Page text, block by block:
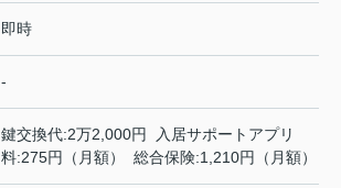
即時
-
鍵交換代:2万2,000円 入居サポートアプリ
料:275円（月額） 総合保険:1,210円（月額）